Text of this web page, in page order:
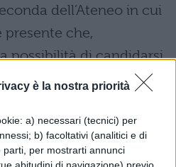
è la nostra priorità
a) necessari (tecnici) per
b) facoltativi (analitici e di
per mostrarti annunci
dell’Ateneo in cui
che,
possibilità di candidarsi
metà di gennaio alla
presso la vostra
però, ecco cosa è